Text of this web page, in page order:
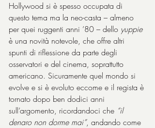
Hollywood si è spesso occupata di
questo tema ma la neo-casta – almeno
per quei ruggenti anni ’80 – dello yuppie
è una novità notevole, che offre altri
spunti di riflessione da parte degli
osservatori e del cinema, soprattutto
americano. Sicuramente quel mondo si
evolve e si è evoluto eccome e il regista è
tornato dopo ben dodici anni
sull’argomento, ricordandoci che “il
denaro non dorme mai”, andando come